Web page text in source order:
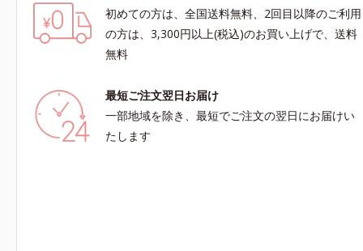
初めての方は、全国送料無料、2回目以降のご利用
の方は、3,300円以上(税込)のお買い上げで、送料
無料
最短ご注文翌日お届け
一部地域を除き、最短でご注文の翌日にお届けい
たします